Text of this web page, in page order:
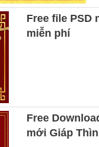
Free file PSD
miễn phí
Free
mới Giáp Thìn